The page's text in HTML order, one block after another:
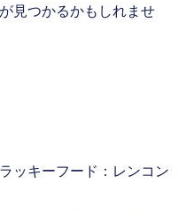
見つかるかもしれませ
キーフード：レンコン